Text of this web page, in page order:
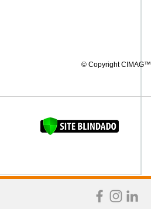
© Copyright CIMAG™